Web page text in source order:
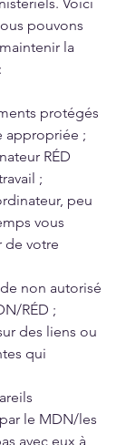
pouvons
la
appropriée ;
;
vous
de votre
RÉD ;
qui
le MDN/les
avec eux à